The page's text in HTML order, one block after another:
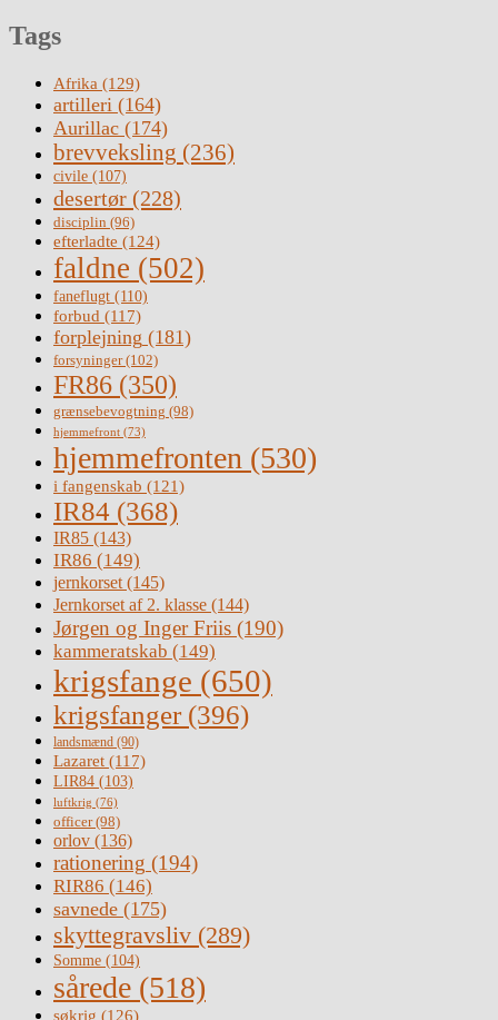
Tags
Afrika (129)
artilleri (164)
Aurillac (174)
brevveksling (236)
civile (107)
desertør (228)
disciplin (96)
efterladte (124)
faldne (502)
faneflugt (110)
forbud (117)
forplejning (181)
forsyninger(102)
FR86 (350)
grænsebevogtning (98)
hjemmefront (73)
hjemmefronten (530)
i fangenskab (121)
IR84 (368)
IR85 (143)
IR86 (149)
jernkorset(145)
Jernkorset af 2. klasse (144)
Jørgen og Inger Friis (190)
kammeratskab (149)
krigsfange (650)
krigsfanger (396)
landsmænd (90)
Lazaret (117)
LIR84 (103)
luftkrig (76)
officer(98)
orlov (136)
rationering (194)
RIR86 (146)
savnede (175)
skyttegravsliv (289)
Somme (104)
sårede (518)
søkrig (126)